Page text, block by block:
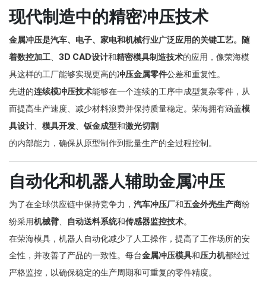
现代制造中的精密冲压技术
金属冲压是汽车、电子、家电和机械行业广泛应用的关键工艺。随
着数控加工、 3D CAD设计和精密模具制造技术的应用，像荣海模
具这样的工厂能够实现更高的冲压金属零件公差和重复性。
先进的连续模冲压技术能够在一个连续的工序中成型复杂零件，从
而提高生产速度、减少材料浪费并保持质量稳定。荣海拥有涵盖模
具设计、 模具开发、 钣金成型和激光切割
的内部能力 ，确保从原型制作到批量生产的全过程控制。
自动化和机器人辅助金属冲压
为了在全球供应链中保持竞争力， 汽车冲压厂和五金外壳生产商纷
纷采用机械臂、 自动送料系统和传感器监控技术。
在荣海模具，机器人自动化减少了人工操作，提高了工作场所的安
全性，并改善了产品的一致性。每台金属冲压模具和压力机都经过
严格监控，以确保稳定的生产周期和可重复的零件精度。